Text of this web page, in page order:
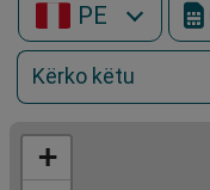
PE
+